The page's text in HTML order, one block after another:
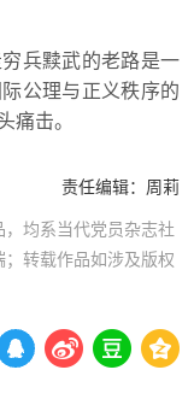
兵黩武的老路是一
公理与正义秩序的
痛击。
责任编辑： 周莉
均系当代党员杂志社
转载作品如涉及版权